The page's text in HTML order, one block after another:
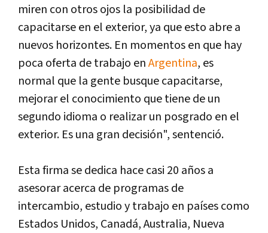
miren con otros ojos la posibilidad de
capacitarse en el exterior, ya que esto abre a
nuevos horizontes. En momentos en que hay
poca oferta de trabajo enArgentina, es
normal que la gente busque capacitarse,
mejorar el conocimiento que tiene de un
segundo idioma o realizar un posgrado en el
exterior. Es una gran decisión", sentenció.
Esta firma se dedica hace casi 20 años a
asesorar acerca de programas de
intercambio, estudio y trabajo en países como
Estados Unidos, Canadá, Australia, Nueva